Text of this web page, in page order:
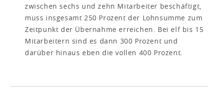
zwischen sechs und zehn Mitarbeiter beschäftigt,
muss insgesamt 250 Prozent der Lohnsumme zum
Zeitpunkt der Übernahme erreichen. Bei elf bis 15
Mitarbeitern sind es dann 300 Prozent und
darüber hinaus eben die vollen 400 Prozent.